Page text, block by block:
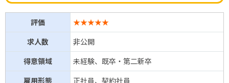
評価
★★★★★
求人数
非公開
得意領域
未経験、既卒・第二新卒
雇用形態
正社員、契約社員